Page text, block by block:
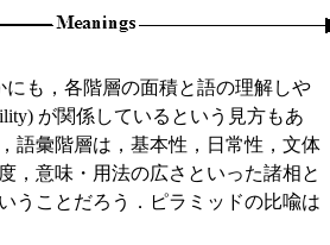
も，各階層の面積と語の理解しや
が関係しているという見方もあ
語彙階層は，基本性，日常性，文体
，意味・用法の広さといった諸相と
うことだろう．ピラミッドの比喩は